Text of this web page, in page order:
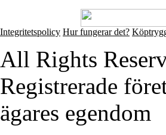
Integritetspolicy Hur fungerar det?
All Rights
Registrerade
ägares egendom